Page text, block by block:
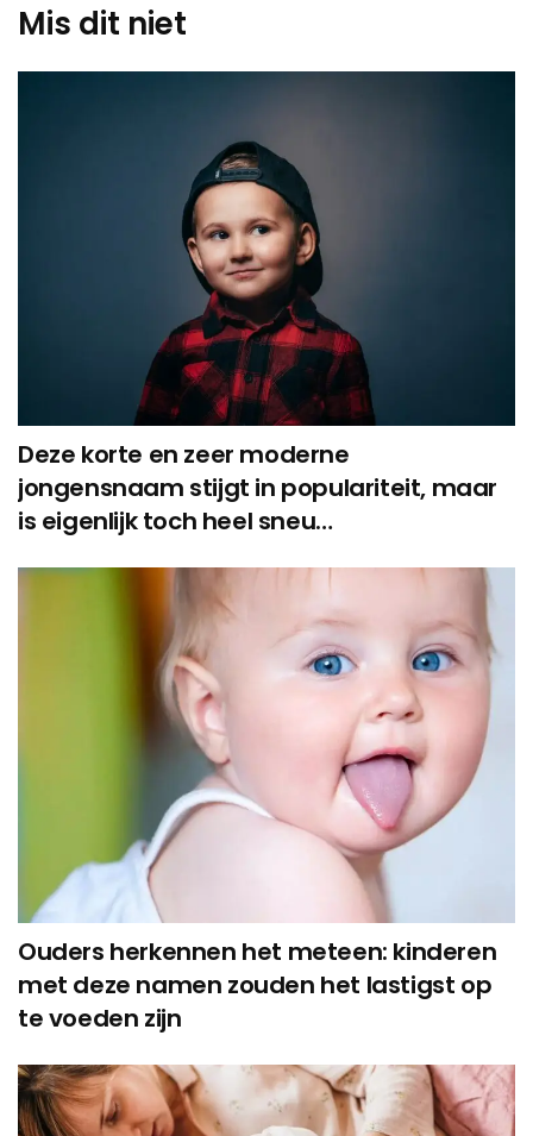
Mis dit niet
Deze korte en zeer moderne
jongensnaam stijgt in populariteit, maar
is eigenlijk toch heel sneu…
Ouders herkennen het meteen: kinderen
met deze namen zouden het lastigst op
te voeden zijn